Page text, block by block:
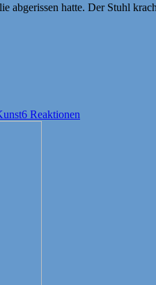
abgerissen hatte. Der Stuhl
6 Reaktionen